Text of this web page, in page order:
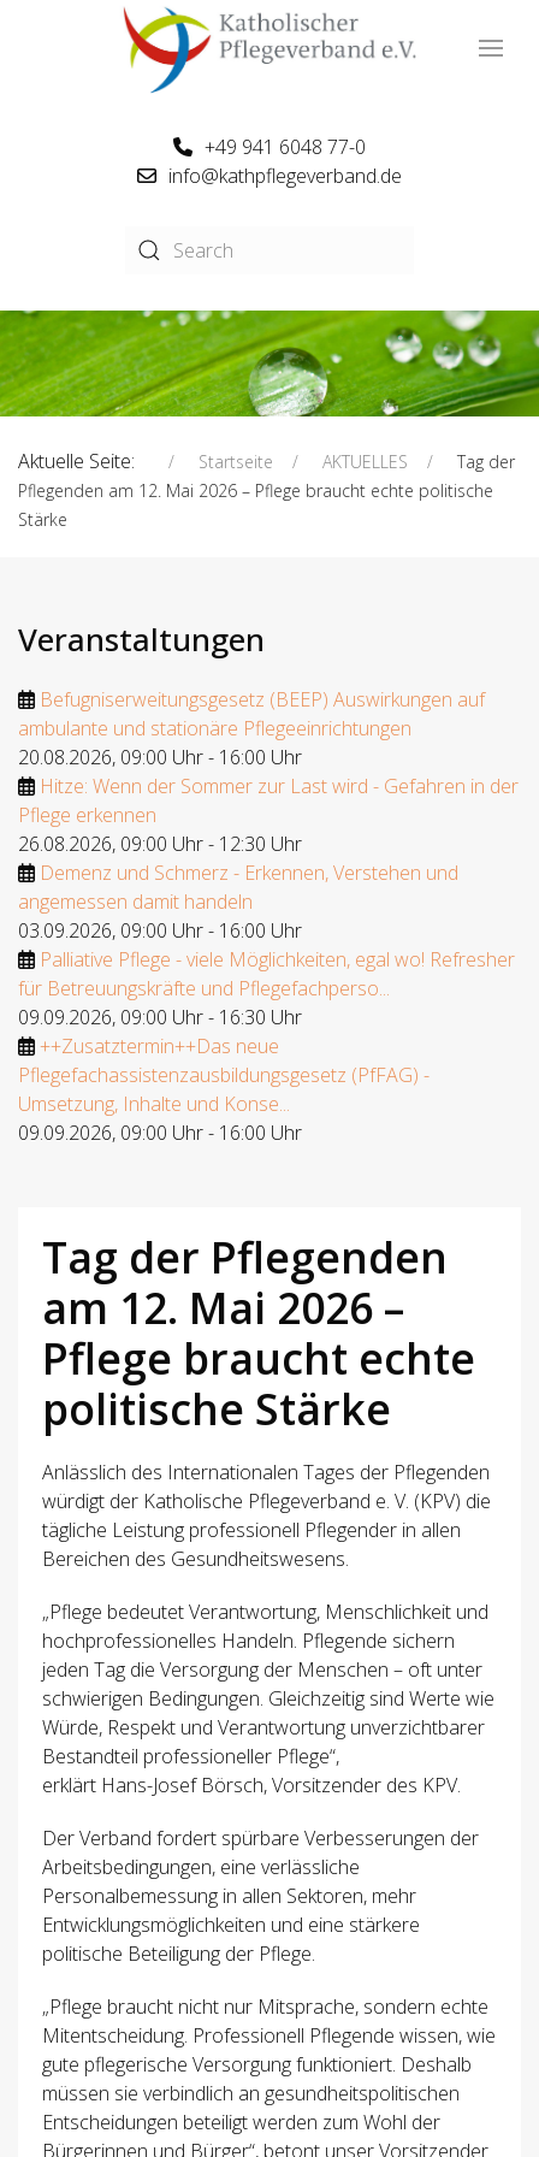
+49 941 6048 77-0
info@kathpflegeverband.de
Aktuelle Seite: Startseite AKTUELLES
Tag der
Pflegenden am 12. Mai 2026 – Pflege braucht echte politische
Stärke
Veranstaltungen
Befugniserweitungsgesetz (BEEP) Auswirkungen auf
ambulante und stationäre Pflegeeinrichtungen
20.08.2026, 09:00 Uhr- 16:00 Uhr
Hitze: Wenn der Sommer zur Last wird - Gefahren in der
Pflege erkennen
26.08.2026, 09:00 Uhr- 12:30 Uhr
Demenz und Schmerz - Erkennen, Verstehen und
angemessen damit handeln
03.09.2026, 09:00 Uhr- 16:00 Uhr
Palliative Pflege - viele Möglichkeiten, egal wo! Refresher
für Betreuungskräfte und Pflegefachperso...
09.09.2026, 09:00 Uhr- 16:30 Uhr
++Zusatztermin++Das neue
Pflegefachassistenzausbildungsgesetz (PfFAG) -
Umsetzung, Inhalte und Konse...
09.09.2026, 09:00 Uhr- 16:00 Uhr
Tag der Pflegenden
am 12. Mai 2026 –
Pflege braucht echte
politische Stärke
Anlässlich des Internationalen Tages der Pflegenden
würdigt der Katholische Pflegeverband e. V. (KPV) die
tägliche Leistung professionell Pflegender in allen
Bereichen des Gesundheitswesens.
„Pflege bedeutet Verantwortung, Menschlichkeit und
hochprofessionelles Handeln. Pflegende sichern
jeden Tag die Versorgung der Menschen – oft unter
schwierigen Bedingungen. Gleichzeitig sind Werte wie
Würde, Respekt und Verantwortung unverzichtbarer
Bestandteil professioneller Pflege“,
erklärt Hans-Josef Börsch, Vorsitzender des KPV.
Der Verband fordert spürbare Verbesserungen der
Arbeitsbedingungen, eine verlässliche
Personalbemessung in allen Sektoren, mehr
Entwicklungsmöglichkeiten und eine stärkere
politische Beteiligung der Pflege.
„Pflege braucht nicht nur Mitsprache, sondern echte
Mitentscheidung. Professionell Pflegende wissen, wie
gute pflegerische Versorgung funktioniert. Deshalb
müssen sie verbindlich an gesundheitspolitischen
Entscheidungen beteiligt werden zum Wohl der
Bürgerinnen und Bürger“, betont unser Vorsitzender